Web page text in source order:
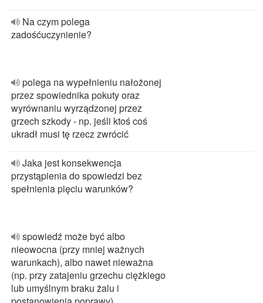
Na czym polega
zadośćuczynienie?
polega na wypełnieniu nałożonej
przez spowiednika pokuty oraz
wyrównaniu wyrządzonej przez
grzech szkody - np. jeśli ktoś coś
ukradł musi tę rzecz zwrócić
Jaka jest konsekwencja
przystąpienia do spowiedzi bez
spełnienia pięciu warunków?
spowiedź może być albo
nieowocna (przy mniej ważnych
warunkach), albo nawet nieważna
(np. przy zatajeniu grzechu ciężkiego
lub umyślnym braku żalu i